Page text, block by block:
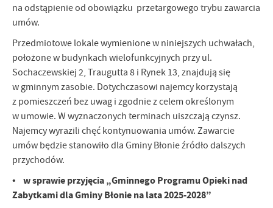
na odstąpienie od obowiązku przetargowego trybu zawarcia
umów.
Przedmiotowe lokale wymienione w niniejszych uchwałach,
położone w budynkach wielofunkcyjnych przy ul.
Sochaczewskiej 2, Traugutta 8 i Rynek 13, znajdują się
w gminnym zasobie. Dotychczasowi najemcy korzystają
z pomieszczeń bez uwag i zgodnie z celem określonym
w umowie. W wyznaczonych terminach uiszczają czynsz.
Najemcy wyrazili chęć kontynuowania umów. Zawarcie
umów będzie stanowiło dla Gminy Błonie źródło dalszych
przychodów.
• w sprawie przyjęcia „Gminnego Programu Opieki nad
Zabytkami dla Gminy Błonie na lata 2025-2028”